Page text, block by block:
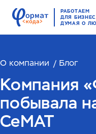
РАБОТАЕМ
ДЛЯ
ДУМАЯ О
Решения
Цифровые двойники
Комплексные
данными
Проекты
Компетенции
О компании Блог
Компания
побывала
CeMAT